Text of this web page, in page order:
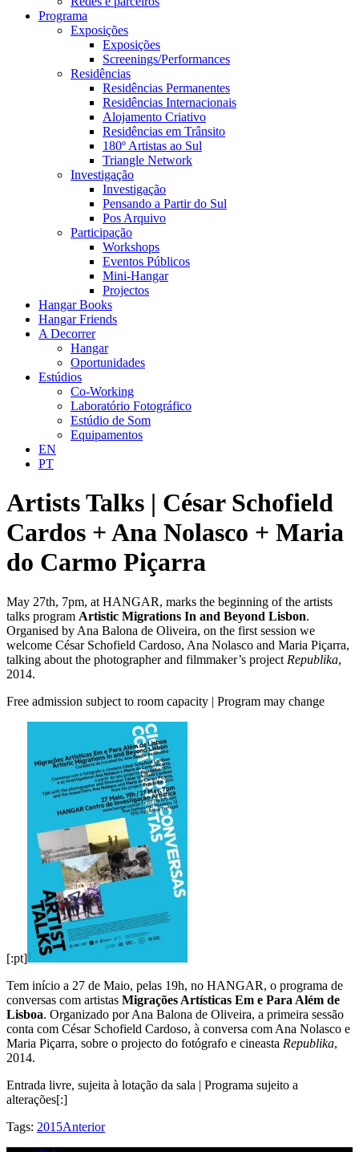
Programa
Exposições
Exposições
Screenings/Performances
Residências
Residências Permanentes
Residências Internacionais
Alojamento Criativo
Residências em Trânsito
180º Artistas ao Sul
Triangle Network
Investigação
Investigação
Pensando a Partir do Sul
Pos Arquivo
Participação
Workshops
Eventos Públicos
Mini-Hangar
Projectos
Hangar Books
Hangar Friends
A Decorrer
Hangar
Oportunidades
Estúdios
Co-Working
Laboratório Fotográfico
Estúdio de Som
Equipamentos
EN
PT
Artists Talks | César Schofield
Cardos + Ana Nolasco + Maria
do Carmo Piçarra
May 27th, 7pm, at HANGAR, marks the beginning of the artists
talks program Artistic Migrations In and Beyond Lisbon.
Organised by Ana Balona de Oliveira, on the first session we
welcome César Schofield Cardoso, Ana Nolasco and Maria Piçarra,
talking about the photographer and filmmaker’s project Republika,
2014.
Free admission subject to room capacity | Program may change
[:pt]
Tem início a 27 de Maio, pelas 19h, no HANGAR, o programa de
conversas com artistas Migrações Artísticas Em e Para Além de
Lisboa. Organizado por Ana Balona de Oliveira, a primeira sessão
conta com César Schofield Cardoso, à conversa com Ana Nolasco e
Maria Piçarra, sobre o projecto do fotógrafo e cineasta Republika,
2014.
Entrada livre, sujeita à lotação da sala | Programa sujeito a
alterações[:]
Tags: 2015Anterior